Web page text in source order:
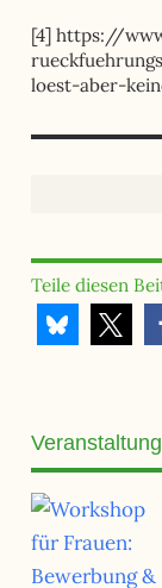
[4] https://
loest-aber-
Teile diesen